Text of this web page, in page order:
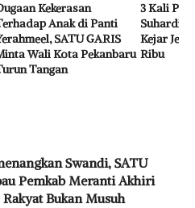
Kekerasan
Anak di Panti
SATU GARIS
Wali Kota Pekanbaru
Tangan
3 Kali
Kejar
Ribu
Swandi, SATU
Pemkab Meranti Akhiri
Bukan Musuh